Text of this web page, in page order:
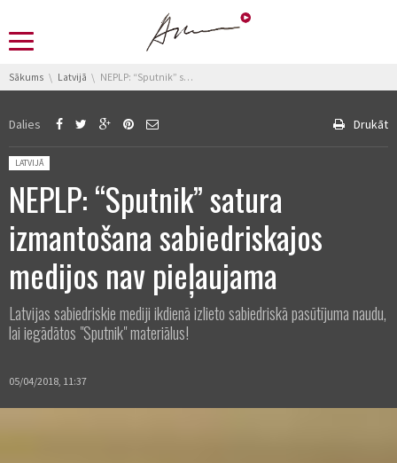
You are here:
Sākums Latvijā NEPLP: “Sputnik” satura izmantošana sabiedriskajos medijos nav pieļaujama
Dalies Drukāt
Posted in:
LATVIJĀ
NEPLP: “Sputnik” satura
izmantošana sabiedriskajos
medijos nav pieļaujama
Latvijas sabiedriskie mediji ikdienā izlieto sabiedriskā pasūtījuma naudu,
lai iegādātos "Sputnik" materiālus!
05/04/2018, 11:37